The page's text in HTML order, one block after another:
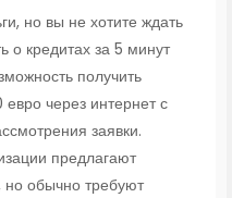
но вы не хотите ждать
о кредитах за 5 минут
получить
через интернет с
заявки.
предлагают
обычно требуют